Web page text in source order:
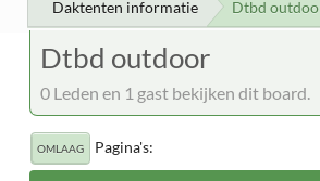
Daktenten informatie Dtbd
Dtbd outdoor
0 Leden en 1 gast bekijken dit board.
OMLAAG Pagina's